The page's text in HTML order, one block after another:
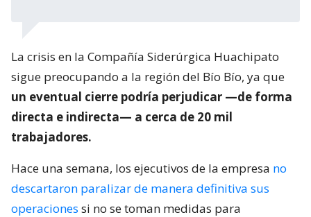
La crisis en la Compañía Siderúrgica Huachipato
sigue preocupando a la región del Bío Bío, ya que
un eventual cierre podría perjudicar —de forma
directa e indirecta— a cerca de 20 mil
trabajadores.
Hace una semana, los ejecutivos de la empresa no
descartaron paralizar de manera definitiva sus
operaciones si no se toman medidas para